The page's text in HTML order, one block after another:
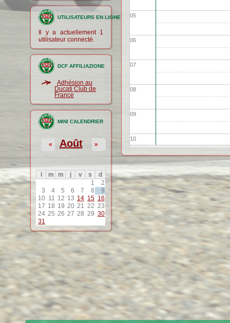
UTILISATEURS EN LIGNE
Il y a actuellement 1
utilisateur connecté.
DCF AFFILIAZIONE
Adhésion au
Ducati Club de
France
MINI CALENDRIER
Août
« »
m m j v s
d
1
2
3
4 5 6 7 8
9
10 11 12 13 14 15 16
17 18 19 20 21 22 23
24 25 26 27 28 29 30
31
05
06
07
08
09
10
11
12
13
15
17